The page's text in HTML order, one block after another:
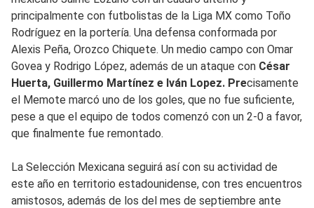
principalmente con futbolistas de la Liga MX como Toño
Rodríguez en la portería. Una defensa conformada por
Alexis Peña, Orozco Chiquete. Un medio campo con Omar
Govea y Rodrigo López, además de un ataque con César
Huerta, Guillermo Martínez e Iván Lopez. Precisamente
el Memote marcó uno de los goles, que no fue suficiente,
pese a que el equipo de todos comenzó con un 2-0 a favor,
que finalmente fue remontado.
La Selección Mexicana seguirá así con su actividad de
este año en territorio estadounidense, con tres encuentros
amistosos, además de los del mes de septiembre ante